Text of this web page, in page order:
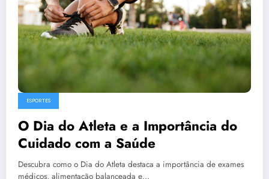
ESPORTES
O Dia do Atleta e a Importância do
Cuidado com a Saúde
Descubra como o Dia do Atleta destaca a importância de exames
médicos, alimentação balanceada e…